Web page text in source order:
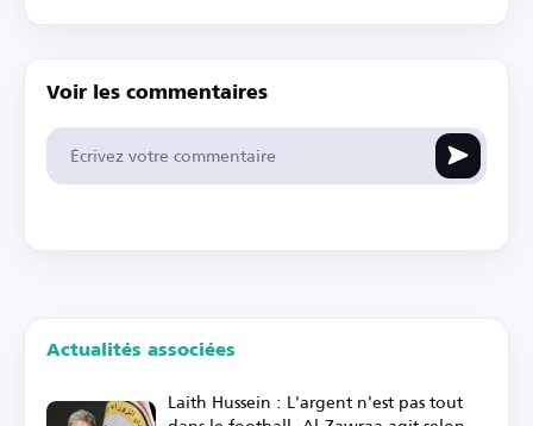
Voir les commentaires
Actualités associées
Laith Hussein : L'argent n'est pas tout